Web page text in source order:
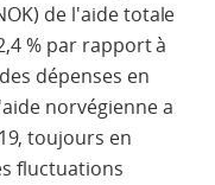
de l'aide totale
% par rapport à
dépenses en
norvégienne a
toujours en
fluctuations